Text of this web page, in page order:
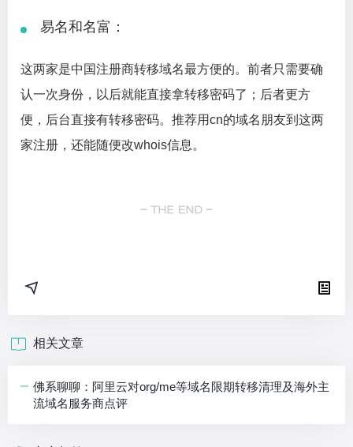
易名和名富：
这两家是中国注册商转移域名最方便的。前者只需要确
认一次身份，以后就能直接拿转移密码了；后者更方
便，后台直接有转移密码。推荐用cn的域名朋友到这两
家注册，还能随便改whois信息。
相关文章
佛系聊聊：阿里云对org/me等域名限期转移清理及海外主
流域名服务商点评